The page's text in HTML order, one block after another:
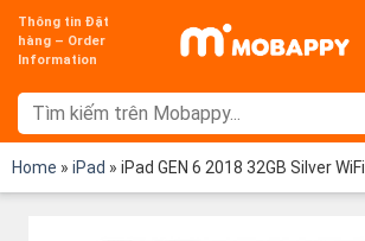
Chuyển
đến
dung
Thông tin Đặt
hàng – Order
Information
Home » iPad » iPad GEN 6 2018 32GB Silver WiFi